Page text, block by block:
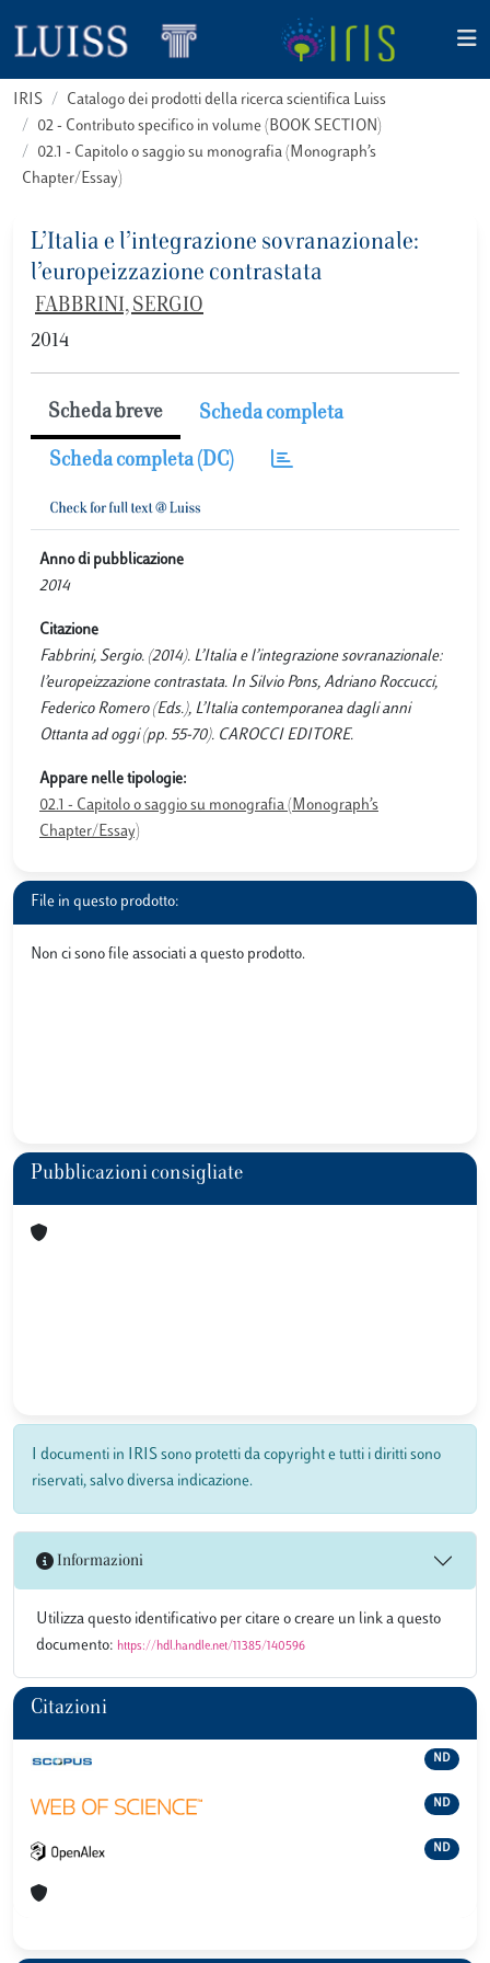
IRIS
Catalogo dei prodotti della ricerca scientifica Luiss
02 - Contributo specifico in volume (BOOK SECTION)
02.1 - Capitolo o saggio su monografia (Monograph’s
Chapter/Essay)
L’Italia e l’integrazione sovranazionale:
l’europeizzazione contrastata
FABBRINI, SERGIO
2014
Scheda breve Scheda completa
Scheda completa (DC)
Anno di pubblicazione
2014
Citazione
Fabbrini, Sergio. (2014). L’Italia e l’integrazione sovranazionale:
l’europeizzazione contrastata. In Silvio Pons, Adriano Roccucci,
Federico Romero (Eds.), L’Italia contemporanea dagli anni
Ottanta ad oggi (pp. 55-70). CAROCCI EDITORE.
Appare nelle tipologie:
02.1 - Capitolo o saggio su monografia (Monograph’s
Chapter/Essay)
File in questo prodotto:
Non ci sono file associati a questo prodotto.
Pubblicazioni consigliate
I documenti in IRIS sono protetti da copyright e tutti i diritti sono
riservati, salvo diversa indicazione.
Informazioni
Utilizza questo identificativo per citare o creare un link a questo
documento: https://hdl.handle.net/11385/140596
Citazioni
ND
ND
ND